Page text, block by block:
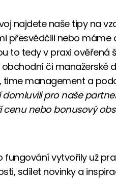
najdete naše tipy na
přesvědčili nebo
to tedy v praxi ověřená
či manažerské
management a
pro naše
cenu nebo bonusový
fungování vytvořily už
sdílet novinky a